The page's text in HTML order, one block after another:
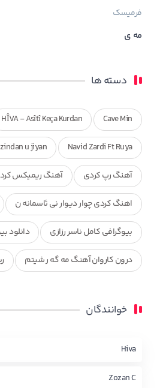
فرمیسک
مه ی
دسته ها
Cave Min
HÎVA - Asîtî Keça Kurdan
Navid Zardi Ft Ruya zindan u jiyan دانلود اهنگ
آهنگ رپ کردی آهنگ ریمیکس
اهنگ کردی چوار دیوار نی ئاسمانه ن
بیوگرافی کامل ناسر رزازی دانلود
درون کاروان آهنگ مه گه ر شیتم
محمد جزا
چاو من
خوانندگان
Hiva
Zozan C